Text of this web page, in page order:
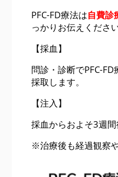
PFC-FD療法は自費診
っかりお伝えくださ
【採血】
問診・診断でPFC-
採取します。
【注入】
採血からおよそ3週
※治療後も経過観察